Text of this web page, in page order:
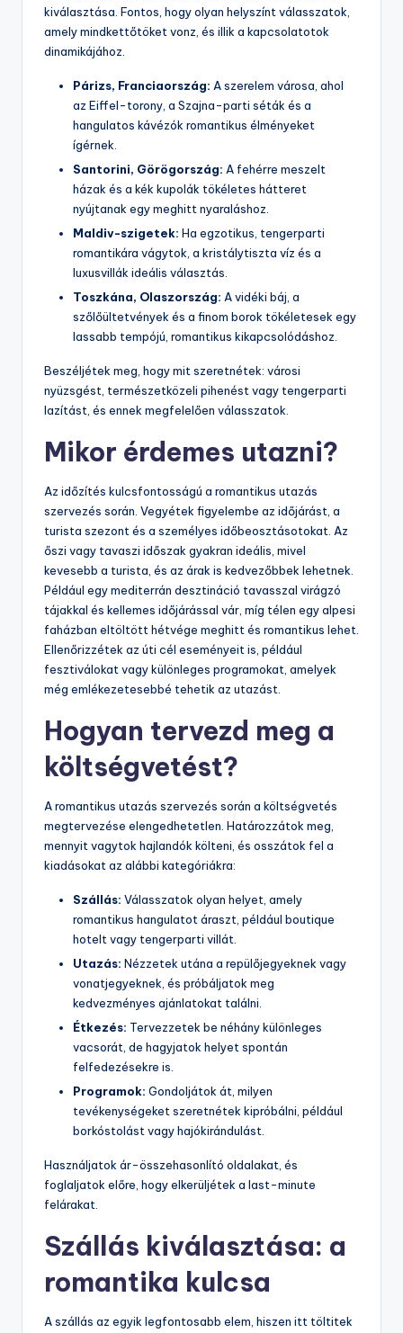
kiválasztása. Fontos, hogy olyan helyszínt válasszatok,
amely mindkettőtöket vonz, és illik a kapcsolatotok
dinamikájához.
Párizs, Franciaország: A szerelem városa, ahol
az Eiffel-torony, a Szajna-parti séták és a
hangulatos kávézók romantikus élményeket
ígérnek.
Santorini, Görögország: A fehérre meszelt
házak és a kék kupolák tökéletes hátteret
nyújtanak egy meghitt nyaraláshoz.
Maldiv-szigetek: Ha egzotikus, tengerparti
romantikára vágytok, a kristálytiszta víz és a
luxusvillák ideális választás.
Toszkána, Olaszország: A vidéki báj, a
szőlőültetvények és a finom borok tökéletesek egy
lassabb tempójú, romantikus kikapcsolódáshoz.
Beszéljétek meg, hogy mit szeretnétek: városi
nyüzsgést, természetközeli pihenést vagy tengerparti
lazítást, és ennek megfelelően válasszatok.
Mikor érdemes utazni?
Az időzítés kulcsfontosságú a romantikus utazás
szervezés során. Vegyétek figyelembe az időjárást, a
turista szezont és a személyes időbeosztásotokat. Az
őszi vagy tavaszi időszak gyakran ideális, mivel
kevesebb a turista, és az árak is kedvezőbbek lehetnek.
Például egy mediterrán desztináció tavasszal virágzó
tájakkal és kellemes időjárással vár, míg télen egy alpesi
faházban eltöltött hétvége meghitt és romantikus lehet.
Ellenőrizzétek az úti cél eseményeit is, például
fesztiválokat vagy különleges programokat, amelyek
még emlékezetesebbé tehetik az utazást.
Hogyan tervezd meg a
költségvetést?
A romantikus utazás szervezés során a költségvetés
megtervezése elengedhetetlen. Határozzátok meg,
mennyit vagytok hajlandók költeni, és osszátok fel a
kiadásokat az alábbi kategóriákra:
Szállás: Válasszatok olyan helyet, amely
romantikus hangulatot áraszt, például boutique
hotelt vagy tengerparti villát.
Utazás: Nézzetek utána a repülőjegyeknek vagy
vonatjegyeknek, és próbáljatok meg
kedvezményes ajánlatokat találni.
Étkezés: Tervezzetek be néhány különleges
vacsorát, de hagyjatok helyet spontán
felfedezésekre is.
Programok: Gondoljátok át, milyen
tevékenységeket szeretnétek kipróbálni, például
borkóstolást vagy hajókirándulást.
Használjatok ár-összehasonlító oldalakat, és
foglaljatok előre, hogy elkerüljétek a last-minute
felárakat.
Szállás kiválasztása: a
romantika kulcsa
A szállás az egyik legfontosabb elem, hiszen itt töltitek